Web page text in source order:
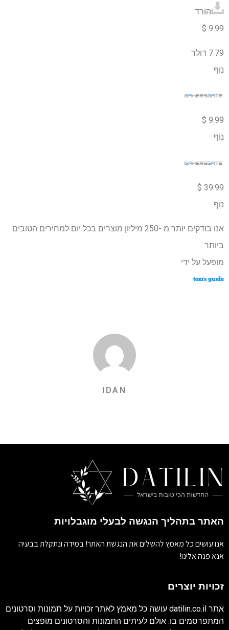
הורד
9.99 $
7.79 דולר
נוֹף
9.99 $
נוֹף
39.99 $
נוֹף
אנו בודקים יותר מ -250 מיליון מוצרים בכל יום למחירים הטובים
ביותר
מופעל על ידי
IDAN
האתר בתהליך הנגשה לבעלי מוגבלויות
אנו עושים כל מאמץ להשלים את הנגשת האתר! במידה ונתקלת בבעיה
אנא פנה אלינו!
זכויות יוצרים
אתר datilin.co.il עושה כל מאמץ לאתר זכויות על תמונות וסרטונים
המתפרסמים בו. אולם לעיתים התמונות והסרטונים מופצים